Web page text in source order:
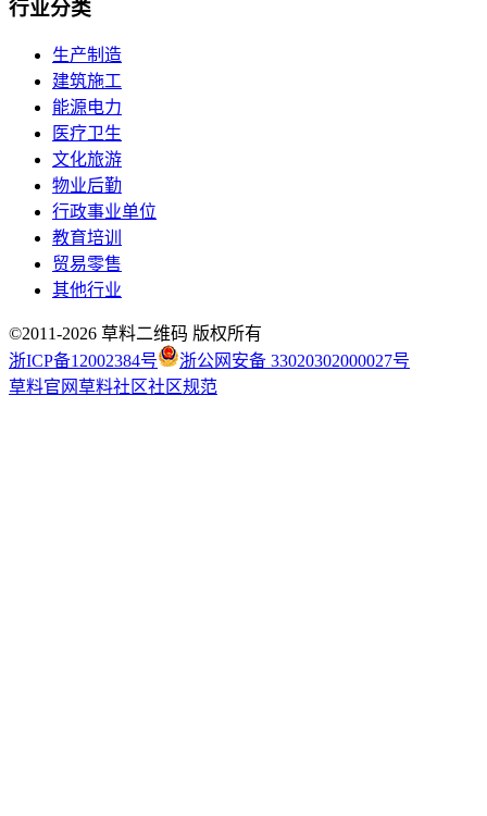
行业分类
生产制造
建筑施工
能源电力
医疗卫生
文化旅游
物业后勤
行政事业单位
教育培训
贸易零售
其他行业
©2011-2026 草料二维码 版权所有
浙ICP备12002384号
浙公网安备 33020302000027号
草料官网草料社区社区规范